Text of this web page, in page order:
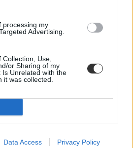
processing my
Advertising.
Use,
or Sharing of my
Is Unrelated with the
it was collected.
Data Access Privacy Policy
Egyetem